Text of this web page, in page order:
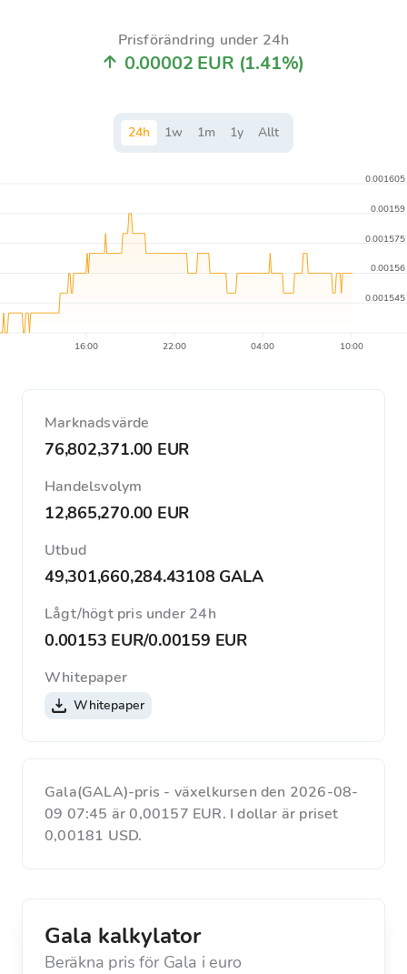
Prisförändring under 24h
0.00002 EUR (1.41%)
24h 1w 1m 1y Allt
16:00 22:00 04:00 10:00
0.001545
0.00156
0.001575
0.00159
0.001605
Marknadsvärde
76,802,371.00 EUR
Handelsvolym
12,865,270.00 EUR
Utbud
49,301,660,284.43108 GALA
Lågt/högt pris under 24h
0.00153 EUR/0.00159 EUR
Whitepaper
Whitepaper
Gala(GALA)-pris - växelkursen den 2026-08-
09 07:45 är 0,00157 EUR. I dollar är priset
0,00181 USD.
Gala kalkylator
Beräkna pris för Gala i euro